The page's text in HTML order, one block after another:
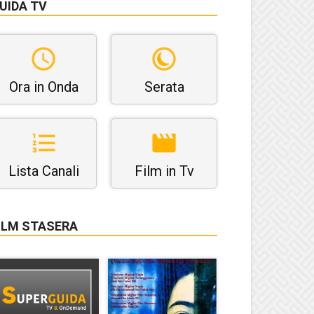
TV
Ora in Onda Serata
Lista Canali Film in Tv
STASERA